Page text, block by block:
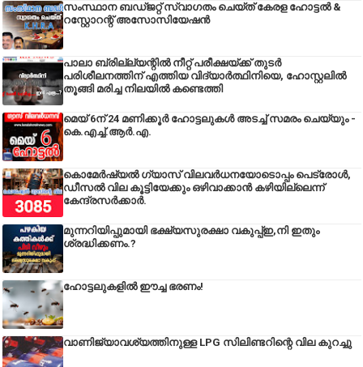
സംസ്ഥാന ബഡ്‌ജറ്റ് സ്വാഗതം ചെയ്ത് കേരള ഹോട്ടൽ &
റസ്റ്റോറന്റ് അസോസിയേഷൻ
പാലാ ബ്രില്ല്യന്റിൽ നീറ്റ് പരീക്ഷയ്ക്ക് തുടർ
പരിശീലനത്തിന് എത്തിയ വിദ്യാർത്ഥിനിയെ, ഹോസ്റ്റലിൽ
തൂങ്ങി മരിച്ച നിലയിൽ കണ്ടെത്തി
മെയ് 6ന് 24 മണിക്കൂർ ഹോട്ടലുകൾ അടച്ച് സമരം ചെയ്യും -
കെ.എച്ച്.ആർ.എ.
കൊമേർഷ്യൽ ഗ്യാസ് വിലവർധനയോടൊപ്പം പെട്രോൾ,
ഡീസല്‍ വില കൂട്ടിയേക്കും ഒഴിവാക്കാന്‍ കഴിയില്ലെന്ന്
കേന്ദ്രസര്‍ക്കാര്‍.
മുന്നറിയിപ്പുമായി ഭക്ഷ്യസുരക്ഷാ വകുപ്പ്ഇ,നി ഇതും
ശ്രദ്ധിക്കണം.?
ഹോട്ടലുകളിൽ ഈച്ച ഭരണം!
വാണിജ്യാവശ്യത്തിനുള്ള LPG സിലിണ്ടറിന്റെ വില കുറച്ചു